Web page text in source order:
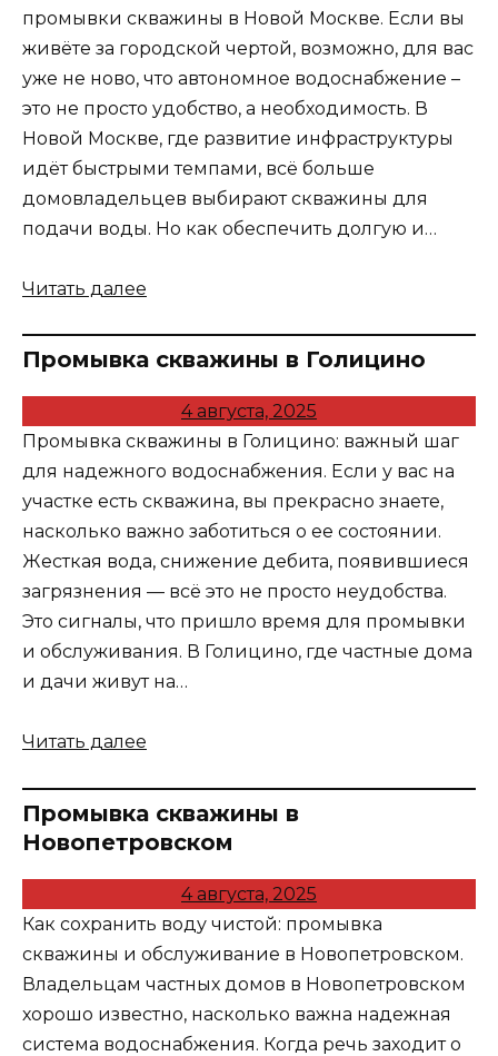
промывки скважины в Новой Москве. Если вы
живёте за городской чертой, возможно, для вас
уже не ново, что автономное водоснабжение –
это не просто удобство, а необходимость. В
Новой Москве, где развитие инфраструктуры
идёт быстрыми темпами, всё больше
домовладельцев выбирают скважины для
подачи воды. Но как обеспечить долгую и…
Читать далее
Промывка скважины в Голицино
4 августа, 2025
Промывка скважины в Голицино: важный шаг
для надежного водоснабжения. Если у вас на
участке есть скважина, вы прекрасно знаете,
насколько важно заботиться о ее состоянии.
Жесткая вода, снижение дебита, появившиеся
загрязнения — всё это не просто неудобства.
Это сигналы, что пришло время для промывки
и обслуживания. В Голицино, где частные дома
и дачи живут на…
Читать далее
Промывка скважины в
Новопетровском
4 августа, 2025
Как сохранить воду чистой: промывка
скважины и обслуживание в Новопетровском.
Владельцам частных домов в Новопетровском
хорошо известно, насколько важна надежная
система водоснабжения. Когда речь заходит о